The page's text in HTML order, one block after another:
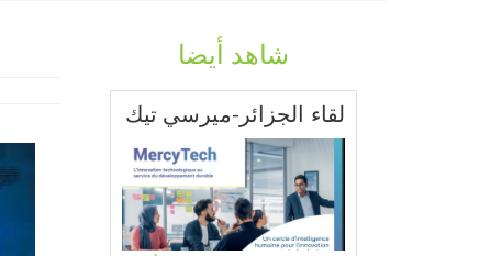
شاهد أيضا
لقاء الجزائر-ميرسي تيك